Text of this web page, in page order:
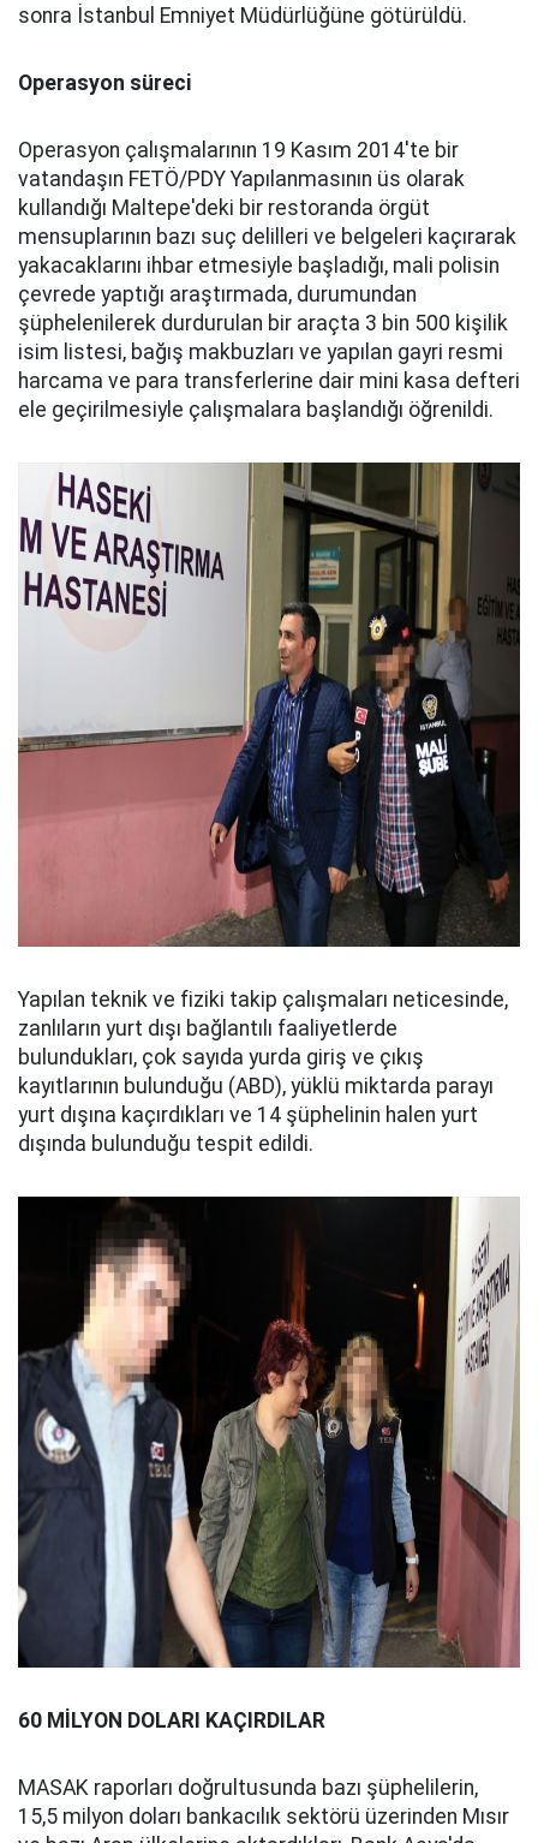
sonra İstanbul Emniyet Müdürlüğüne götürüldü.
Operasyon süreci
Operasyon çalışmalarının 19 Kasım 2014'te bir
vatandaşın FETÖ/PDY Yapılanmasının üs olarak
kullandığı Maltepe'deki bir restoranda örgüt
mensuplarının bazı suç delilleri ve belgeleri kaçırarak
yakacaklarını ihbar etmesiyle başladığı, mali polisin
çevrede yaptığı araştırmada, durumundan
şüphelenilerek durdurulan bir araçta 3 bin 500 kişilik
isim listesi, bağış makbuzları ve yapılan gayri resmi
harcama ve para transferlerine dair mini kasa defteri
ele geçirilmesiyle çalışmalara başlandığı öğrenildi.
Yapılan teknik ve fiziki takip çalışmaları neticesinde,
zanlıların yurt dışı bağlantılı faaliyetlerde
bulundukları, çok sayıda yurda giriş ve çıkış
kayıtlarının bulunduğu (ABD), yüklü miktarda parayı
yurt dışına kaçırdıkları ve 14 şüphelinin halen yurt
dışında bulunduğu tespit edildi.
60 MİLYON DOLARI KAÇIRDILAR
MASAK raporları doğrultusunda bazı şüphelilerin,
15,5 milyon doları bankacılık sektörü üzerinden Mısır